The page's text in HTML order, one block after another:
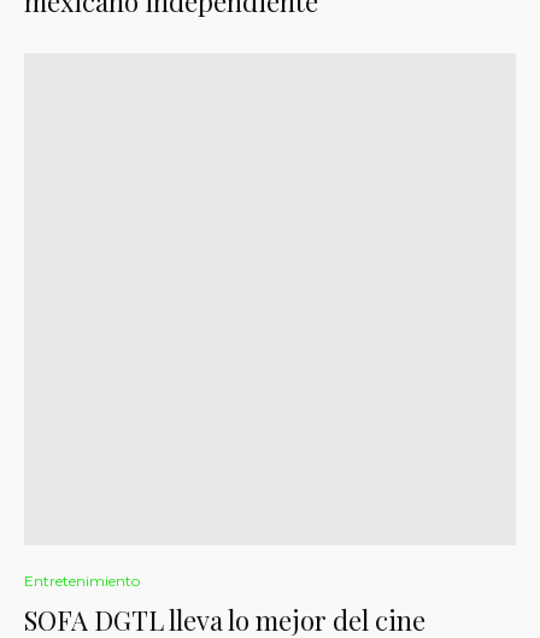
Entretenimiento
SOFA DGTL lleva lo mejor del cine